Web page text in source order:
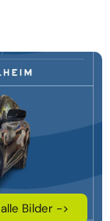
alle Bilder ->